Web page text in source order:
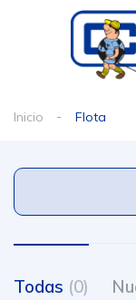
Inicio Flota
Todas (0)